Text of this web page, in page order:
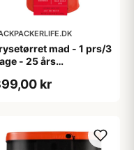
mad - 1 prs/3
- 25 års
kr